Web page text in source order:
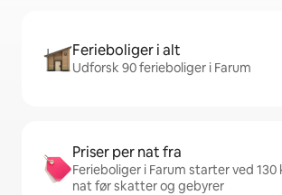
Ferieboliger i alt
Udforsk 90 ferieboliger i Farum
Priser per nat fra
Ferieboliger i Farum starter ved 130
nat før skatter og gebyrer